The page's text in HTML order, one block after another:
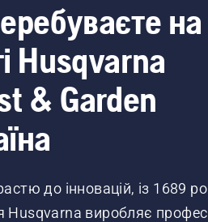
на
Husqvarna
& Garden
до інновацій, із 1689
Husqvarna виробляє